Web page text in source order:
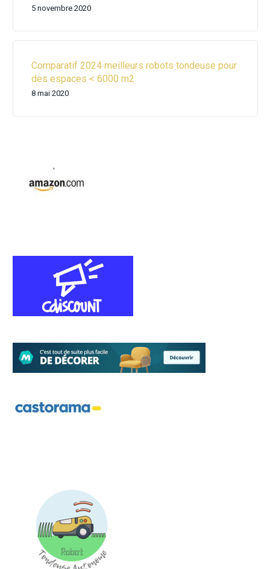
5 novembre 2020
Comparatif 2024 meilleurs robots tondeuse pour
des espaces < 6000 m2
8 mai 2020